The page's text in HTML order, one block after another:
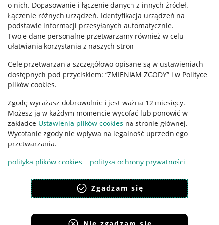
o nich. Dopasowanie i łączenie danych z innych źródeł.
Łączenie różnych urządzeń. Identyfikacja urządzeń na
podstawie informacji przesyłanych automatycznie.
Twoje dane personalne przetwarzamy również w celu
ułatwiania korzystania z naszych stron
Cele przetwarzania szczegółowo opisane są w ustawieniach
dostępnych pod przyciskiem: “ZMIENIAM ZGODY” i w Polityce
plików cookies.
Zgodę wyrażasz dobrowolnie i jest ważna 12 miesięcy.
Możesz ją w każdym momencie wycofać lub ponowić w
zakładce Ustawienia plików cookies na stronie głównej.
Wycofanie zgody nie wpływa na legalność uprzedniego
przetwarzania.
polityka plików cookies
polityka ochrony prywatności
Zgadzam się
Regulamin
Polityka plików "cookies"
Ustawienia plików "cookies"
Udostępnianie lokalizacji
Informacje dla Aktu o Usługach Cyfrowych
Pobierz aplikację